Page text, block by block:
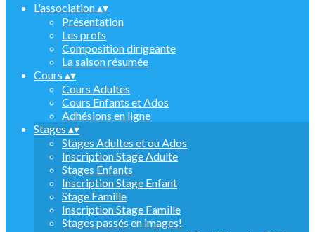
L'association▴▾
Présentation
Les profs
Composition dirigeante
La saison résumée
Cours ▴▾
Cours Adultes
Cours Enfants et Ados
Adhésions en ligne
Stages ▴▾
Stages Adultes et ou Ados
Inscription Stage Adulte
Stages Enfants
Inscription Stage Enfant
Stage Famille
Inscription Stage Famille
Stages passés en images!